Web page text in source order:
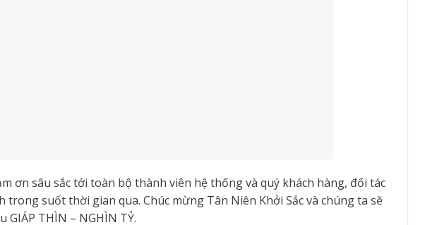
ơn sâu sắc tới toàn bộ thành viên hệ thống và quý khách hàng, đối tác
suốt thời gian qua. Chúc mừng Tân Niên Khởi Sắc và chúng ta sẽ
THÌN – NGHÌN TỶ.